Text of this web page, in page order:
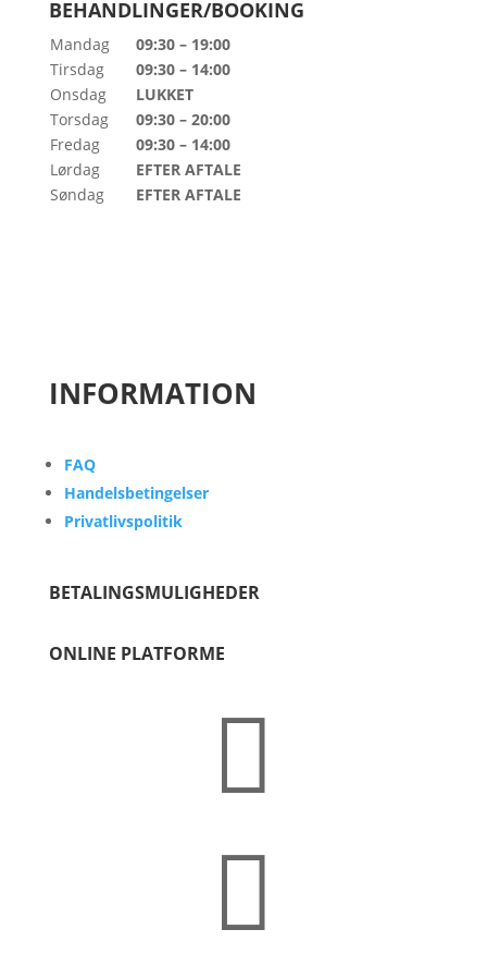
BEHANDLINGER/BOOKING
Mandag
Tirsdag
Onsdag
Torsdag
Fredag
Lørdag
Søndag
09:30 – 19:00
09:30 – 14:00
LUKKET
09:30 – 20:00
09:30 – 14:00
EFTER AFTALE
EFTER AFTALE
INFORMATION
FAQ
Handelsbetingelser
Privatlivspolitik
BETALINGSMULIGHEDER
ONLINE PLATFORME

